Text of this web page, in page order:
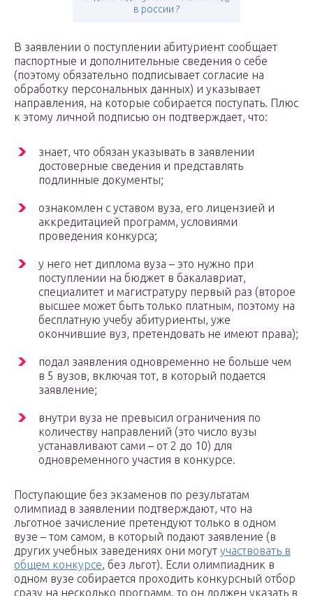
в россии ?
В заявлении о поступлении абитуриент сообщает
паспортные и дополнительные сведения о себе
(поэтому обязательно подписывает согласие на
обработку персональных данных) и указывает
направления, на которые собирается поступать. Плюс
к этому личной подписью он подтверждает, что:
знает, что обязан указывать в заявлении
достоверные сведения и представлять
подлинные документы;
ознакомлен с уставом вуза, его лицензией и
аккредитацией программ, условиями
проведения конкурса;
у него нет диплома вуза – это нужно при
поступлении на бюджет в бакалавриат,
специалитет и магистратуру первый раз (второе
высшее может быть только платным, поэтому на
бесплатную учебу абитуриенты, уже
окончившие вуз, претендовать не имеют права);
подал заявления одновременно не больше чем
в 5 вузов, включая тот, в который подается
заявление;
внутри вуза не превысил ограничения по
количеству направлений (это число вузы
устанавливают сами – от 2 до 10) для
одновременного участия в конкурсе.
Поступающие без экзаменов по результатам
олимпиад в заявлении подтверждают, что на
льготное зачисление претендуют только в одном
вузе – том самом, в который подают заявление (в
других учебных заведениях они могут участвовать в
общем конкурсе, без льгот). Если олимпиадник в
одном вузе собирается проходить конкурсный отбор
сразу на несколько программ, то он должен указать в